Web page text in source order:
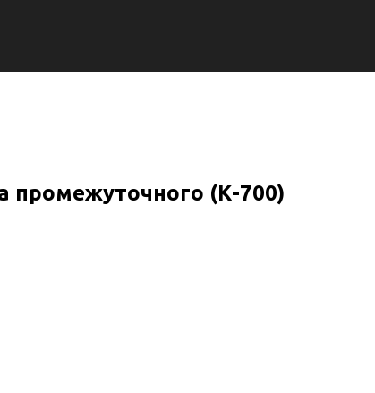
промежуточного (К-700)